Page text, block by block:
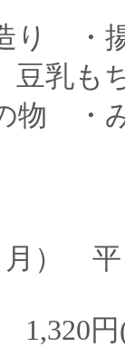
・揚
も
・み
月） 平
円